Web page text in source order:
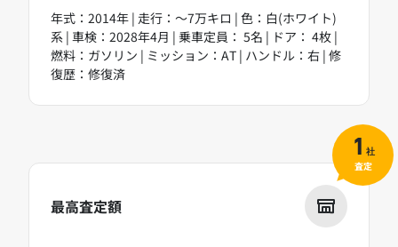
年式：2014年 | 走行：～7万キロ | 色：白(ホワイト)
系 | 車検：2028年4月 | 乗車定員： 5名 | ドア： 4枚 |
燃料：ガソリン | ミッション：AT | ハンドル：右 | 修
復歴：修復済
最高査定額
1 社
査定